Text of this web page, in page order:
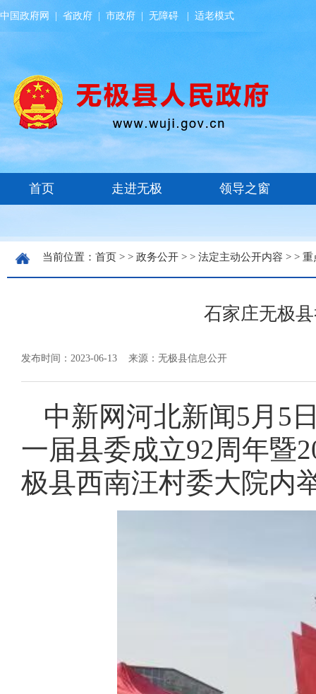
中国政府网 省政府 市政府 无障碍 适老模式
当前位置： 首页 > > 政务公开 > > 法定主动公开内容 > > 重
石家庄无极
发布时间：2023-06-13 来源：无极县信息公开
中新网河北新闻5月5
一届县委成立92周年暨
极县西南汪村委大院内